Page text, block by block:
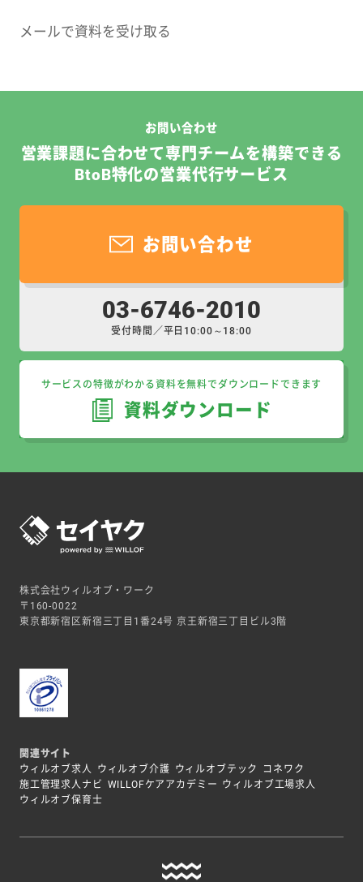
お問い合わせ
営業課題に合わせて専門チームを構築できる
BtoB特化の営業代行サービス
お問い合わせ
03-6746-2010
受付時間／平日10:00～18:00
サービスの特徴がわかる資料を無料でダウンロードできます
資料ダウンロード
株式会社ウィルオブ・ワーク
〒160-0022
東京都新宿区新宿三丁目1番24号 京王新宿三丁目ビル3階
関連サイト
ウィルオブ求人
ウィルオブ介護 ウィルオブテック
コネワク
施工管理求人ナビ WILLOFケアアカデミー ウィルオブ工場求人
ウィルオブ保育士